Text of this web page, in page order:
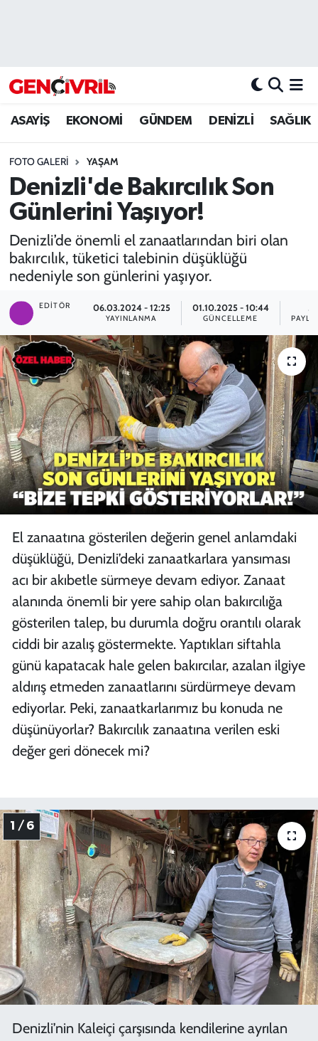
ASAYİŞ EKONOMİ GÜNDEM DENİZLİ SAĞLIK
FOTO GALERI YAŞAM
Denizli'de Bakırcılık Son
Günlerini Yaşıyor!
Denizli’de önemli el zanaatlarından biri olan
bakırcılık, tüketici talebinin düşüklüğü
nedeniyle son günlerini yaşıyor.
EDITÖR 06.03.2024 - 12:25
YAYINLANMA
01.10.2025 - 10:44
GÜNCELLEME
5
El zanaatına gösterilen değerin genel anlamdaki
düşüklüğü, Denizli’deki zanaatkarlara yansıması
acı bir akıbetle sürmeye devam ediyor. Zanaat
alanında önemli bir yere sahip olan bakırcılığa
gösterilen talep, bu durumla doğru orantılı olarak
ciddi bir azalış göstermekte. Yaptıkları siftahla
günü kapatacak hale gelen bakırcılar, azalan ilgiye
aldırış etmeden zanaatlarını sürdürmeye devam
ediyorlar. Peki, zanaatkarlarımız bu konuda ne
düşünüyorlar? Bakırcılık zanaatına verilen eski
değer geri dönecek mi?
1 / 6
Denizli’nin Kaleiçi çarşısında kendilerine ayrılan
DENİZLİ
EĞİTİM
EKONOMİ
GÜNDEM
ULUSAL
SAĞLIK
SİYASET
SPOR
TEKNOLOJİ
YAŞAM
Merkezefendi Trafik Yoğunluk Haritası
Süper Lig Puan Durumu ve Fikstür
Tüm Manşetler
Son Dakika Haberleri
Haber Arşivi